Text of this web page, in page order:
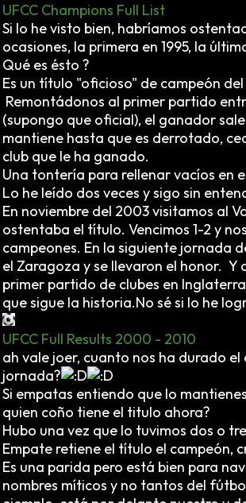
UFCC Champions Full List
Si lo he visto bien, habríamos
ocasiones, la primera en 1995, la
Qué es ésto ?
Es un título "oficioso" de campeón
Remontádonos al primer partido
(supongo que oficial), el ganador
mantiene hasta que es derrotado,
club que le ha ganado.
Una tontería para rellenar vacíos en
Lo he leído dos veces y sigo sin
En noviembre del 2003 visitamos al
ostentaba el título. Vencimos 1-2 y
campeones. En la siguiente jornada
el Zaragoza y se llevaron el honor. Y
primer partido de clubes en
que sigue la historia.No sé si lo he
UFCC Full Results 2000 - 2010
ah vale joer, cuanto nos ha durado el
jornada?
Si empatas entiendo que lo
quien coño tiene el titulo ahora?
Hubo una vez que lo tuvimos dos o
Empate retiene el título el campeón,
Es una parida pero está bien para
nombres míticos y no tantos del